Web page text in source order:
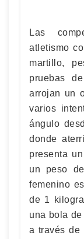
Las
atletismo
martillo,
pruebas
arrojan un
varios
ángulo
donde
presenta
un peso
femenino
de 1
una bola
a través de